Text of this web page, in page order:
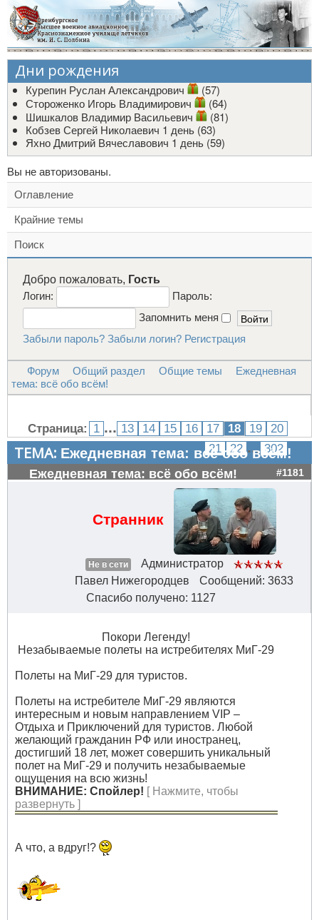
Дни рождения
Курепин Руслан Александрович
(57)
Стороженко Игорь Владимирович
(64)
Шишкалов Владимир Васильевич
(81)
Кобзев Сергей Николаевич 1 день (63)
Яхно Дмитрий Вячеславович 1 день (59)
Вы не авторизованы.
Оглавление
Крайние темы
Поиск
Добро пожаловать, Гость
Логин:
Пароль:
Запомнить меня
Забыли пароль? Забыли логин? Регистрация
Форум Общий раздел Общие темы
Ежедневная
тема: всё обо всём!
Страница: 1 ... 13 14 15 16 17 18 19
20
21
22 ... 302
ТЕМА: Ежедневная тема: всё обо всём!
Ежедневная тема: всё обо всём! #1181
Странник
Не в сети
Администратор
Павел Нижегородцев
Сообщений: 3633
Спасибо получено: 1127
Покори Легенду!
Незабываемые полеты на истребителях МиГ-29
Полеты на МиГ-29 для туристов.
Полеты на истребителе МиГ-29 являются
интересным и новым направлением VIP –
Отдыха и Приключений для туристов. Любой
желающий гражданин РФ или иностранец,
достигший 18 лет, может совершить уникальный
полет на МиГ-29 и получить незабываемые
ощущения на всю жизнь!
ВНИМАНИЕ: Спойлер! [ Нажмите, чтобы
развернуть ]
А что, а вдруг!?